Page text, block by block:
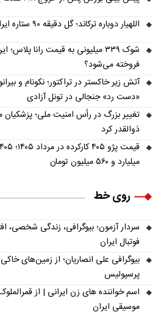
اللهیار دوباره ترکاند؛ گل دقیقه ۹۰ ستاره ایرانی و صدرنشینی لخ پوزنان
شوک ۳۳۹ میلیونی به قیمت رانا
فروخته می‌شود؟
آتش زیر خاکستر در تراکتور؛ نکونام و
«دست رد» جنجالی در تونل آزادی
تغییر بزرگ در رأس امنیت ملی؛
ذوالقدر کرد
میلیارد و ۵۶۰ میلیون تومان
روی خط
سردار آزمون؛ بیوگرافی، زندگی
فوتبال ایران
بیوگرافی علی انصاریان؛ از زمین‌های
پرسپولیس
اسم خواننده های زن ایرانی | از
موسیقی ایران